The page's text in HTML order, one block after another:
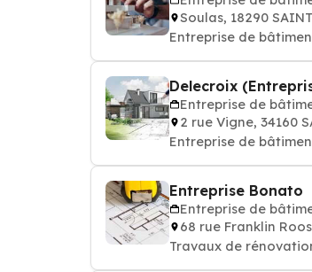
Soulas, 18290
Entreprise de
Delecroix
Entreprise de
2 rue Vigne, 34160
Entreprise de
Entreprise Bonato
Entreprise de
68 rue Franklin
Travaux de